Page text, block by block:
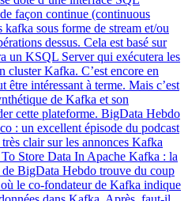
façon continue (continuous
kafka sous forme de stream et/ou
dessus. Cela est basé sur
un KSQL Server qui exécutera les
cluster Kafka. C’est encore en
intéressant à terme. Mais c’est
de Kafka et son
cette plateforme. BigData Hebdo
: un excellent épisode du podcast
clair sur les annonces Kafka
Store Data In Apache Kafka : la
de BigData Hebdo trouve du coup
le co-fondateur de Kafka indique